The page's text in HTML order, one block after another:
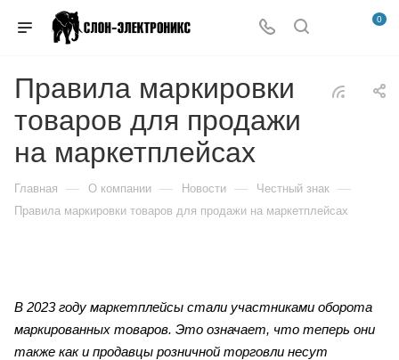
0
Правила маркировки
товаров для продажи
на маркетплейсах
Главная — О компании — Новости — Честный знак —
Правила маркировки товаров для продажи на маркетплейсах
В 2023 году маркетплейсы стали участниками оборота
маркированных товаров. Это означает, что теперь они
также как и продавцы розничной торговли несут